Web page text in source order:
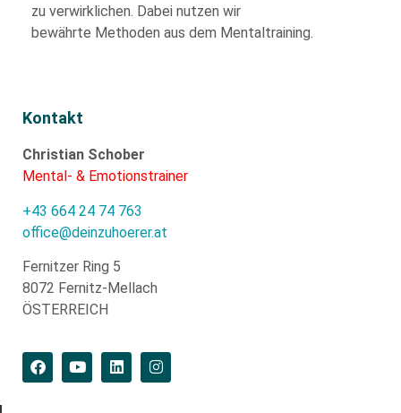
zu verwirklichen. Dabei nutzen wir
bewährte Methoden aus dem Mentaltraining.
Kontakt
Christian Schober
Mental- & Emotionstrainer
+43 664 24 74 763
office@deinzuhoerer.at
Fernitzer Ring 5
8072 Fernitz-Mellach
ÖSTERREICH